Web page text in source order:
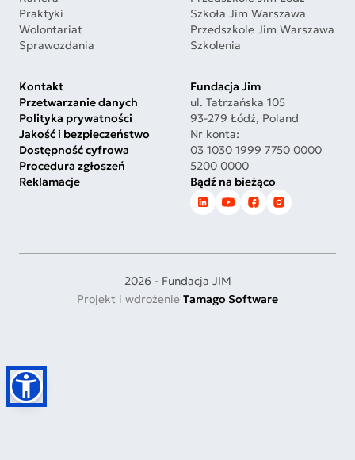
Praktyki
Wolontariat
Sprawozdania
Szkoła Jim Warszawa
Przedszkole Jim Warszawa
Szkolenia
Kontakt
Przetwarzanie danych
Polityka prywatności
Jakość i bezpieczeństwo
Dostępność cyfrowa
Procedura zgłoszeń
Reklamacje
Fundacja Jim
ul. Tatrzańska 105
93-279 Łódź, Poland
Nr konta:
03 1030 1999 7750 0000
5200 0000
Bądź na bieżąco
2026 - Fundacja JIM
Projekt i wdrożenie Tamago Software